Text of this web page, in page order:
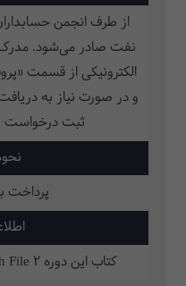
از طرف انجمن
نفت صادر می‌شود. مدرک
الکترونیکی از قسمت
و در صورت نیاز به
ثبت‌ درخواست
پرداخت
کتاب این دوره American English File 2 می‌باشد.